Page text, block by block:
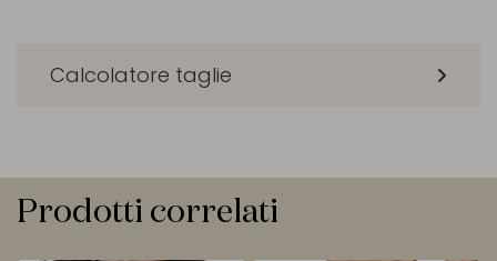
Calcolatore taglie
Prodotti correlati